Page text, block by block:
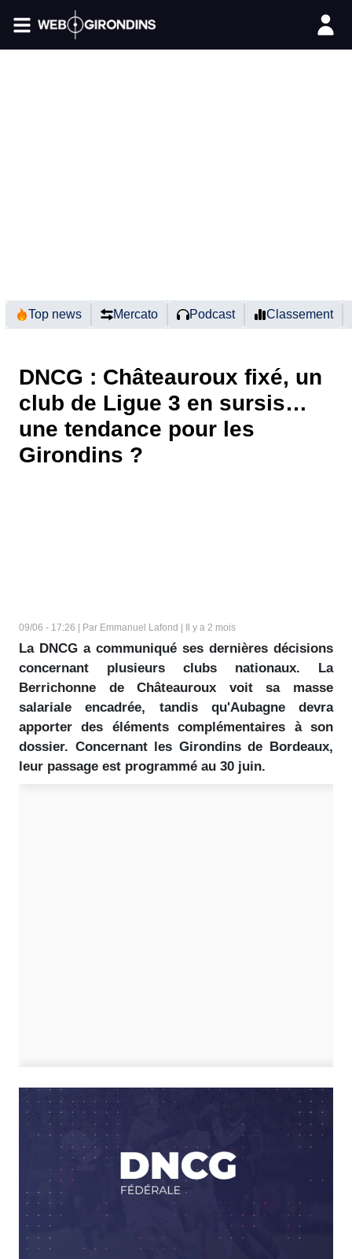
Top news Mercato Podcast Classement
DNCG : Châteauroux fixé, un
club de Ligue 3 en sursis…
une tendance pour les
Girondins ?
09/06 - 17:26 | Par Emmanuel Lafond | Il y a 2 mois
La DNCG a communiqué ses dernières décisions
concernant plusieurs clubs nationaux. La
Berrichonne de Châteauroux voit sa masse
salariale encadrée, tandis qu'Aubagne devra
apporter des éléments complémentaires à son
dossier. Concernant les Girondins de Bordeaux,
leur passage est programmé au 30 juin.